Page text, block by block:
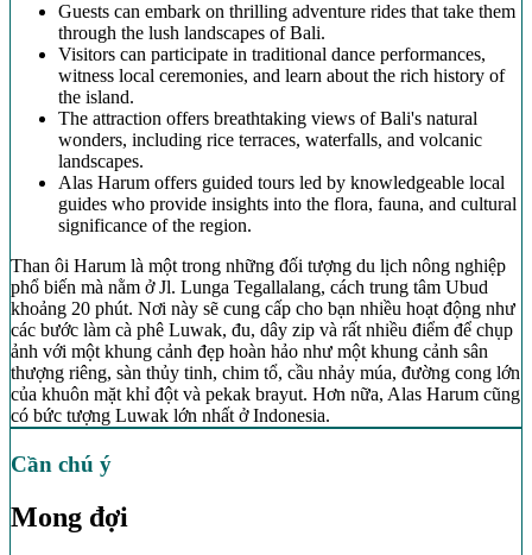
Guests can embark on thrilling adventure rides that take them
through the lush landscapes of Bali.
Visitors can participate in traditional dance performances,
witness local ceremonies, and learn about the rich history of
the island.
The attraction offers breathtaking views of Bali's natural
wonders, including rice terraces, waterfalls, and volcanic
landscapes.
Alas Harum offers guided tours led by knowledgeable local
guides who provide insights into the flora, fauna, and cultural
significance of the region.
Than ôi Harum là một trong những đối tượng du lịch nông nghiệp
phổ biến mà nằm ở Jl. Lunga Tegallalang, cách trung tâm Ubud
khoảng 20 phút. Nơi này sẽ cung cấp cho bạn nhiều hoạt động như
các bước làm cà phê Luwak, đu, dây zip và rất nhiều điểm để chụp
ảnh với một khung cảnh đẹp hoàn hảo như một khung cảnh sân
thượng riêng, sàn thủy tinh, chim tổ, cầu nhảy múa, đường cong lớn
của khuôn mặt khỉ đột và pekak brayut. Hơn nữa, Alas Harum cũng
có bức tượng Luwak lớn nhất ở Indonesia.
Cần chú ý
Mong đợi